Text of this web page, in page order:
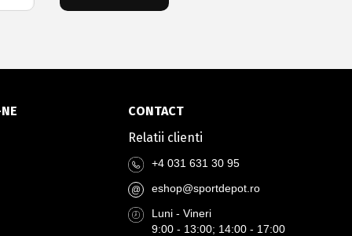
CONTACT
Relatii clienti
+4 031 631 30 95
@
eshop@sportdepot.ro
Luni - Vineri
9:00 - 13:00; 14:00 - 17:00